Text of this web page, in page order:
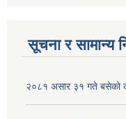
सूचना र सामान्य
२०८१ असार ३१ गते बसेको